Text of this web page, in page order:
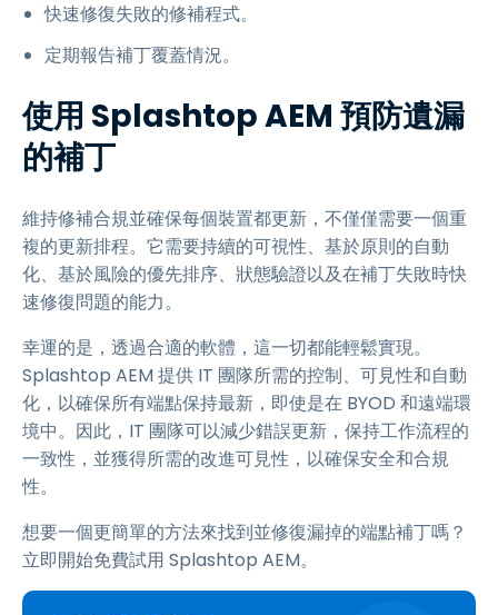
快速修復失敗的修補程式。
定期報告補丁覆蓋情況。
使用 Splashtop AEM 預防遺漏
的補丁
維持修補合規並確保每個裝置都更新，不僅僅需要一個重
複的更新排程。它需要持續的可視性、基於原則的自動
化、基於風險的優先排序、狀態驗證以及在補丁失敗時快
速修復問題的能力。
幸運的是，透過合適的軟體，這一切都能輕鬆實現。
Splashtop AEM 提供 IT 團隊所需的控制、可見性和自動
化，以確保所有端點保持最新，即使是在 BYOD 和遠端環
境中。因此，IT 團隊可以減少錯誤更新，保持工作流程的
一致性，並獲得所需的改進可見性，以確保安全和合規
性。
想要一個更簡單的方法來找到並修復漏掉的端點補丁嗎？
立即開始免費試用 Splashtop AEM。